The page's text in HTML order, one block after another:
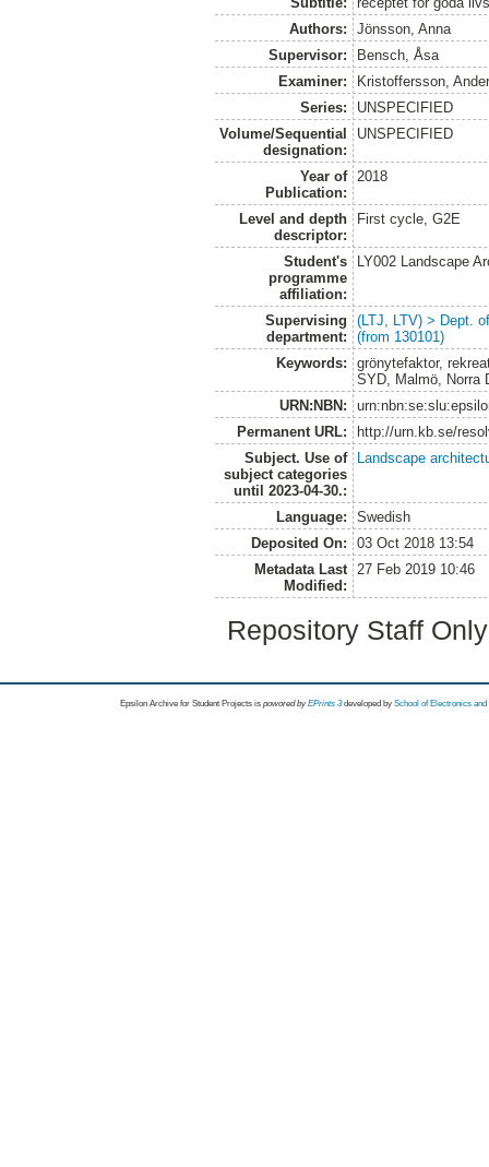
Authors:
Jönsson, Anna
Supervisor:
Bensch, Åsa
Examiner:
Kristoffersson,
Series:
UNSPECIFIED
Volume/Sequential
designation:
UNSPECIFIED
Year of
Publication:
2018
Level and depth
descriptor:
First cycle, G2E
Student's
programme
affiliation:
LY002 Landscape
Supervising
department:
(LTJ, LTV) > Dept.
(from 130101)
Keywords:
grönytefaktor,
SYD, Malmö, Norra
URN:NBN:
Permanent URL:
http://urn.kb.se/
Subject. Use of
subject categories
until 2023-04-30.:
Landscape
Language:
Swedish
Deposited On:
03 Oct 2018 13:54
Metadata Last
Modified:
27 Feb 2019 10:46
Repository Staff
Epsilon Archive for Student Projects is powored byEPrints 3 developed by School of Electronics